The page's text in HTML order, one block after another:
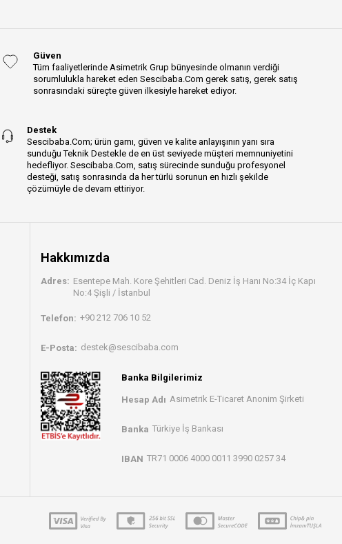
Güven
Tüm faaliyetlerinde Asimetrik Grup bünyesinde olmanın verdiği
sorumlulukla hareket eden Sescibaba.Com gerek satış, gerek satış
sonrasındaki süreçte güven ilkesiyle hareket ediyor.
Destek
Sescibaba.Com; ürün gamı, güven ve kalite anlayışının yanı sıra
sunduğu Teknik Destekle de en üst seviyede müşteri memnuniyetini
hedefliyor. Sescibaba.Com, satış sürecinde sunduğu profesyonel
desteği, satış sonrasında da her türlü sorunun en hızlı şekilde
çözümüyle de devam ettiriyor.
Hakkımızda
Adres: Esentepe Mah. Kore Şehitleri Cad. Deniz İş Hanı No:34 İç Kapı
No:4 Şişli / İstanbul
Telefon: +90 212 706 10 52
E-Posta: destek@sescibaba.com
Banka Bilgilerimiz
Hesap Adı Asimetrik E-Ticaret Anonim Şirketi
Banka Türkiye İş Bankası
IBAN TR71 0006 4000 0011 3990 0257 34